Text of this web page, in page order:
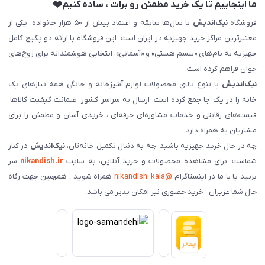
ما اینجاییم تا یک خرید مطمئن رو برات ، ساده کنیم❤️
فروشگاهنیک‌اندیش
با سال‌ها سابقه و اعتماد بیش از ۵۰ هزار خانواده، یکی از
معتبرترین مراکز خرید جهیزیه در ایران است. این فروشگاه با ارائه دو پکیج کامل
جهیزیه به نام‌های «تبسم هستی» و «آسمانی»، انتخابی هوشمندانه برای زوج‌های
جوان فراهم کرده است.
نیک‌اندیش با تنوع بالای محصولات لوازم آشپزخانه و خانگی همه نیازهای یک
خانه را در یک جا جمع کرده است. ارسال به سراسر کشور، ضمانت کیفیت کالاها،
قیمت‌های رقابتی و خدمات مشاوره‌ای حرفه‌ای ، خریدی آسان و مطمئن را برای
مشتریان به همراه دارد.
چه در حال خرید جهیزیه باشید، چه به دنبال تکمیل خانه‌تان،نیک‌اندیش در کنار
شماست. برای مشاهده محصولات و خرید آنلاین، به سایت nikandish.ir سر
بزنید یا با ما در اینستاگرام @nikandish_kala
همراه شوید . همچنین جهت رفاه
حال شما عزیزان ، خرید حضوری نیز امکان پذیر می باشد.